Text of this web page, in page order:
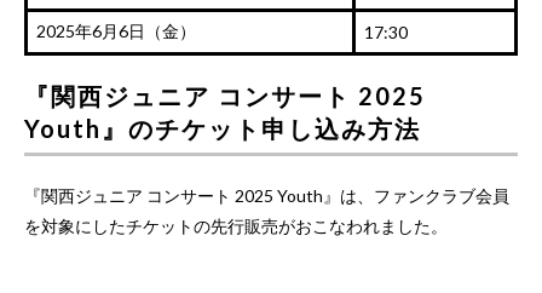
2025年6月6日（金） 17:30
『関西ジュニア コンサート 2025
Youth』のチケット申し込み方法
『関西ジュニア コンサート 2025 Youth』は、ファンクラブ会員
を対象にしたチケットの先行販売がおこなわれました。